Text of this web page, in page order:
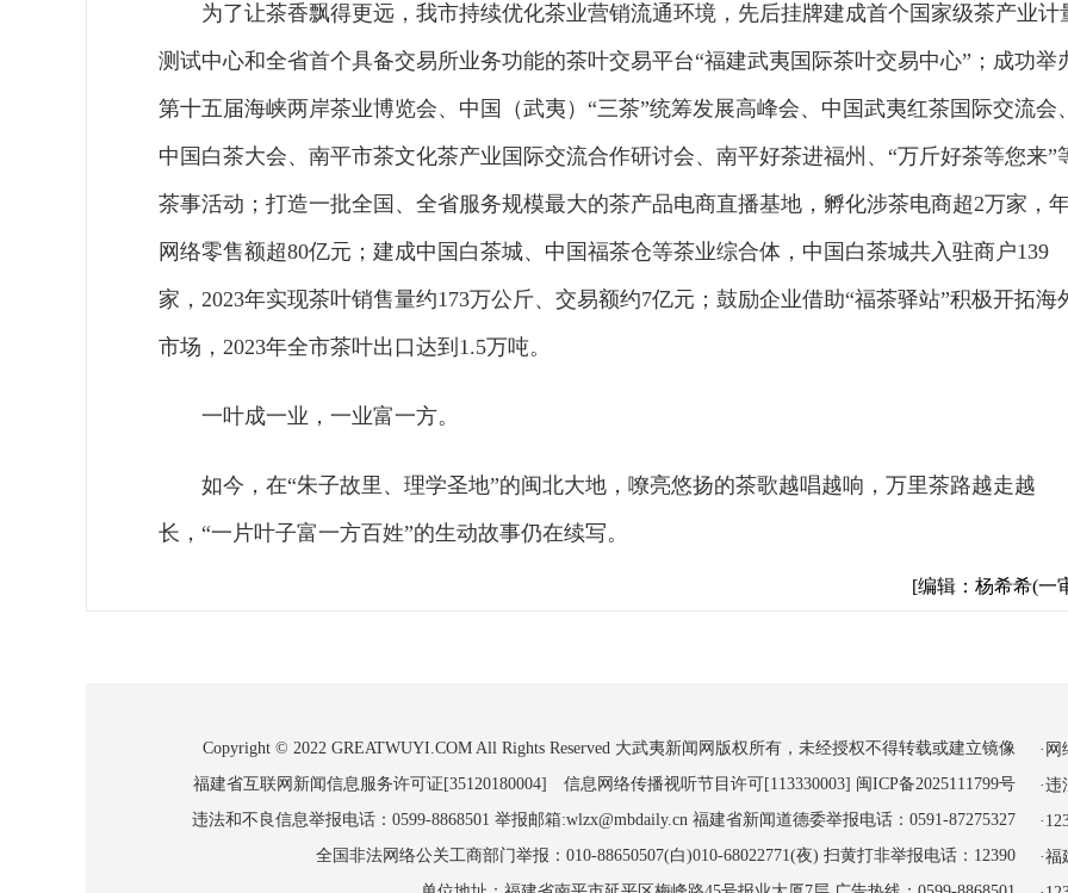
为了让茶香飘得更远，我市持续优化茶业营销流通环境，先后挂牌建成首个国家级茶产业计
测试中心和全省首个具备交易所业务功能的茶叶交易平台“福建武夷国际茶叶交易中心”；成功举
第十五届海峡两岸茶业博览会、中国（武夷）“三茶”统筹发展高峰会、中国武夷红茶国际交流会、
中国白茶大会、南平市茶文化茶产业国际交流合作研讨会、南平好茶进福州、“万斤好茶等您来”
茶事活动；打造一批全国、全省服务规模最大的茶产品电商直播基地，孵化涉茶电商超2万家，
网络零售额超80亿元；建成中国白茶城、中国福茶仓等茶业综合体，中国白茶城共入驻商户139
家，2023年实现茶叶销售量约173万公斤、交易额约7亿元；鼓励企业借助“福茶驿站”积极开拓海
市场，2023年全市茶叶出口达到1.5万吨。
一叶成一业，一业富一方。
如今，在“朱子故里、理学圣地”的闽北大地，嘹亮悠扬的茶歌越唱越响，万里茶路越走越
长，“一片叶子富一方百姓”的生动故事仍在续写。
[编辑：杨希希(一
Copyright © 2022 GREATWUYI.COM All Rights Reserved 大武夷新闻网版权所有，未经授权不得转载或建立镜像
福建省互联网新闻信息服务许可证[35120180004] 信息网络传播视听节目许可[113330003] 闽ICP备2025111799号
违法和不良信息举报电话：0599-8868501 举报邮箱:wlzx@mbdaily.cn 福建省新闻道德委举报电话：0591-87275327
全国非法网络公关工商部门举报：010-88650507(白)010-68022771(夜) 扫黄打非举报电话：12390
·
·
·